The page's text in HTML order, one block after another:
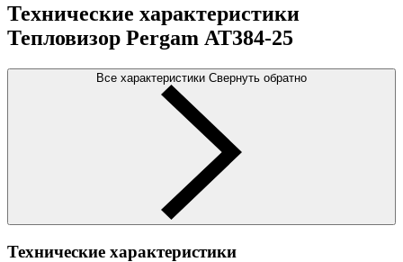
Технические характеристики
Тепловизор Pergam АТ384-25
Все характеристики Свернуть обратно
Технические характеристики